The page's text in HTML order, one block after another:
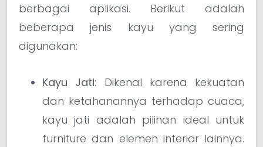
berbagai aplikasi. Berikut adalah
beberapa jenis kayu yang sering
digunakan:
Kayu Jati: Dikenal karena kekuatan
dan ketahanannya terhadap cuaca,
kayu jati adalah pilihan ideal untuk
furniture dan elemen interior lainnya.